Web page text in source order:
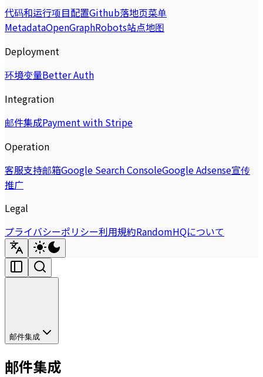
代码和运行项目配置Github落地页菜单
MetadataOpenGraphRobots站点地图
Deployment
环境变量Better Auth
Integration
邮件集成Payment with Stripe
Operation
客服支持邮箱Google Search ConsoleGoogle Adsense宣传
推广
Legal
プライバシーポリシー利用規約RandomHQについて
邮件集成
邮件集成